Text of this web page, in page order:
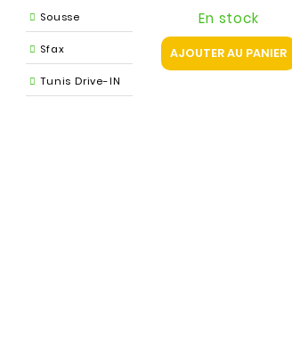
Sousse
Sfax
Tunis Drive-IN
En stock
AJOUTER AU PANIER